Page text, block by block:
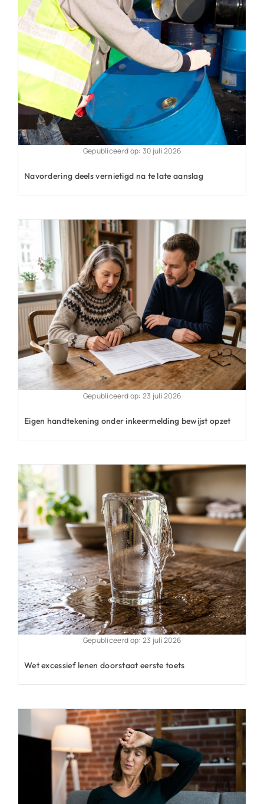
Gepubliceerd op: 30 juli 2026
Navordering deels vernietigd na te late aanslag
Gepubliceerd op: 23 juli 2026
Eigen handtekening onder inkeermelding bewijst opzet
Gepubliceerd op: 23 juli 2026
Wet excessief lenen doorstaat eerste toets